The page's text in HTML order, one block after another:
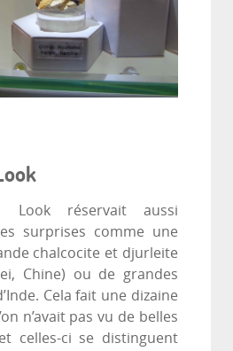
Look réservait aussi
surprises comme une
chalcocite et djurleite
Chine) ou de grandes
Cela fait une dizaine
n’avait pas vu de belles
celles-ci se distinguent